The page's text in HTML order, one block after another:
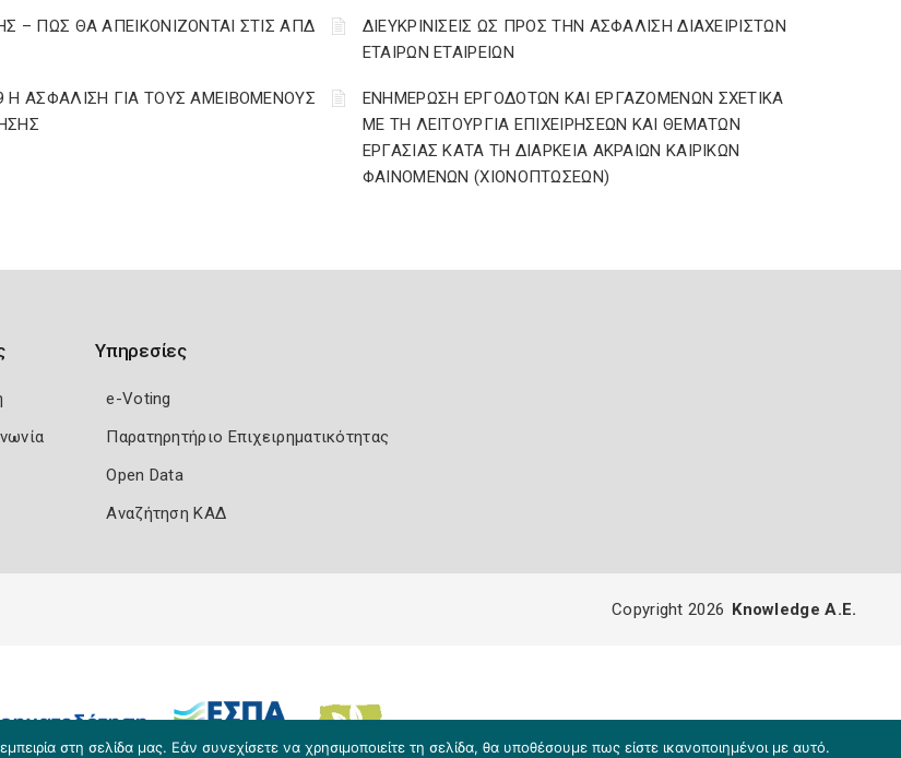
– ΠΩΣ ΘΑ ΑΠΕΙΚΟΝΙΖΟΝΤΑΙ ΣΤΙΣ ΑΠΔ
ΔΙΕΥΚΡΙΝΙΣΕΙΣ ΩΣ ΠΡΟΣ ΤΗΝ ΑΣΦΑΛΙΣΗ ΔΙΑΧΕΙΡΙΣΤΩΝ
ΕΤΑΙΡΩΝ ΕΤΑΙΡΕΙΩΝ
Η ΑΣΦΑΛΙΣΗ ΓΙΑ ΤΟΥΣ ΑΜΕΙΒΟΜΕΝΟΥΣ
ΕΝΗΜΕΡΩΣΗ ΕΡΓΟΔΟΤΩΝ ΚΑΙ ΕΡΓΑΖΟΜΕΝΩΝ ΣΧΕΤΙΚΑ
ΜΕ ΤΗ ΛΕΙΤΟΥΡΓΙΑ ΕΠΙΧΕΙΡΗΣΕΩΝ ΚΑΙ ΘΕΜΑΤΩΝ
ΕΡΓΑΣΙΑΣ ΚΑΤΑ ΤΗ ΔΙΑΡΚΕΙΑ ΑΚΡΑΙΩΝ ΚΑΙΡΙΚΩΝ
ΦΑΙΝΟΜΕΝΩΝ (ΧΙΟΝΟΠΤΩΣΕΩΝ)
Υπηρεσίες
e-Voting
Παρατηρητήριο Επιχειρηματικότητας
Open Data
Αναζήτηση ΚΑΔ
στη σελίδα μας. Εάν συνεχίσετε να χρησιμοποιείτε τη σελίδα, θα υποθέσουμε πως είστε ικανοποιημένοι με αυτό.
Copyright 2026 Knowledge A.E.